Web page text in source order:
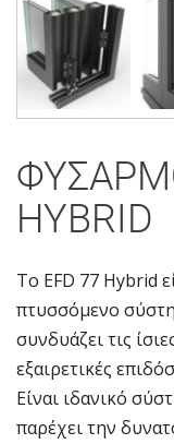
HYBRID
To EFD 77 Hybrid
πτυσσόμενο
συνδυάζει τις
εξαιρετικές
Είναι ιδανικό
παρέχει την